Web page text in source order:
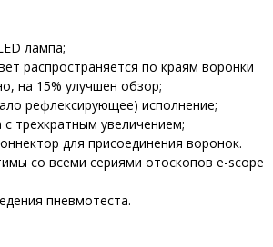
лампа;
распространяется по краям воронки
на 15% улучшен обзор;
рефлексирующее) исполнение;
трехкратным увеличением;
для присоединения воронок.
со всеми сериями отоскопов e-scope
пневмотеста.